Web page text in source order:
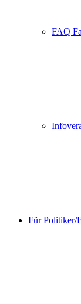
FAQ
Für Politiker/